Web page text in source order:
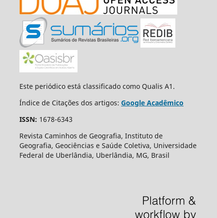
Este periódico está classificado como Qualis A1.
Índice de Citações dos artigos: Google Acadêmico
ISSN: 1678-6343
Revista Caminhos de Geografia, Instituto de
Geografia, Geociências e Saúde Coletiva, Universidade
Federal de Uberlândia, Uberlândia, MG, Brasil